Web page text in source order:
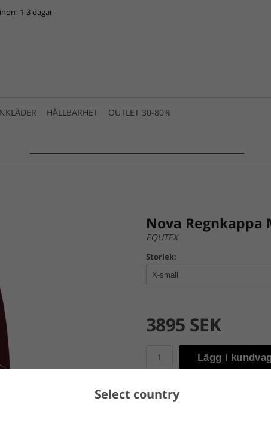
1-3 dagar
Select country
HÅLLBARHET OUTLET 30-80%
Nova Regnkappa
EQUTEX
Storlek:
3895 SEK
Lägg i
En vatten- och vindtät
torr och bekväm och de